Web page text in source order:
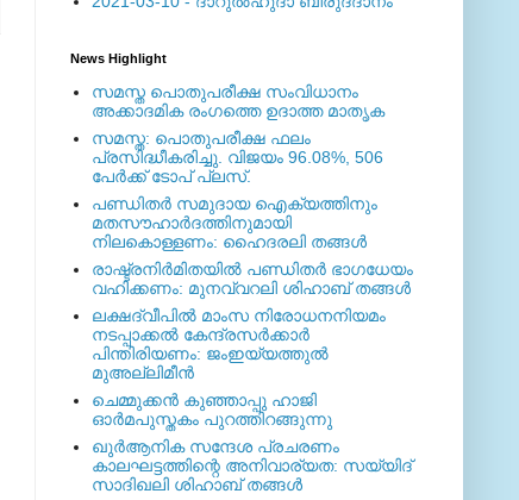
News Highlight
സമസ്ത പൊതുപരീക്ഷ സംവിധാനം
അക്കാദമിക രംഗത്തെ ഉദാത്ത മാതൃക
സമസ്ത: പൊതുപരീക്ഷ ഫലം
പ്രസിദ്ധീകരിച്ചു. വിജയം 96.08%, 506
പേര്‍ക്ക് ടോപ് പ്ലസ്.
പണ്ഡിതര്‍ സമുദായ ഐക്യത്തിനും
മതസൗഹാര്‍ദത്തിനുമായി
നിലകൊള്ളണം: ഹൈദരലി തങ്ങള്‍
രാഷ്ട്രനിര്‍മിതയില്‍ പണ്ഡിതര്‍ ഭാഗധേയം
വഹിക്കണം: മുനവ്വറലി ശിഹാബ് തങ്ങള്‍
ലക്ഷദ്വീപില്‍ മാംസ നിരോധനനിയമം
നടപ്പാക്കല്‍ കേന്ദ്രസര്‍ക്കാര്‍
പിന്തിരിയണം: ജംഇയ്യത്തുല്‍
മുഅല്ലിമീന്‍
ചെമ്മുക്കന്‍ കുഞ്ഞാപ്പു ഹാജി
ഓര്‍മപുസ്തകം പുറത്തിറങ്ങുന്നു
ഖുര്‍ആനിക സന്ദേശ പ്രചരണം
കാലഘട്ടത്തിന്റെ അനിവാര്യത: സയ്യിദ്
സാദിഖലി ശിഹാബ് തങ്ങള്‍